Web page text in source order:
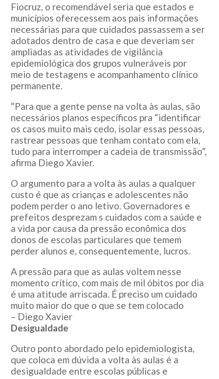
Fiocruz, o recomendável seria que estados e
municípios oferecessem aos pais informações
necessárias para que cuidados passassem a ser
adotados dentro de casa e que deveriam ser
ampliadas as atividades de vigilância
epidemiológica dos grupos vulneráveis por
meio de testagens e acompanhamento clínico
permanente.
“Para que a gente pense na volta às aulas, são
necessários planos específicos pra “identificar
os casos muito mais cedo, isolar essas pessoas,
rastrear pessoas que tenham contato com ela,
tudo para interromper a cadeia de transmissão”,
afirma Diego Xavier.
O argumento para a volta às aulas a qualquer
custo é que as crianças e adolescentes não
podem perder o ano letivo. Governadores e
prefeitos desprezam s cuidados com a saúde e
a vida por causa da pressão econômica dos
donos de escolas particulares que temem
perder alunos e, consequentemente, lucros.
A pressão para que as aulas voltem nesse
momento crítico, com mais de mil óbitos por dia
é uma atitude arriscada. É preciso um cuidado
muito maior do que o que se tem colocado
– Diego Xavier
Desigualdade
Outro ponto abordado pelo epidemiologista,
que coloca em dúvida a volta às aulas é a
desigualdade entre escolas públicas e